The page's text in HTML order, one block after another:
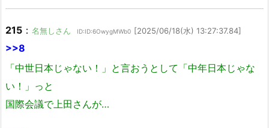
215 ： 名無しさん ID:ID:6OwygMWb0 [2025/06/18(水) 13:27:37.84]
>>8
「中世日本じゃない！」と言おうとして「中年日本じゃな
い！」っと
国際会議で上田さんが…